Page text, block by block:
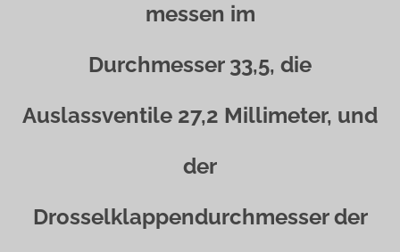
messen im
Durchmesser 33,5, die
Auslassventile 27,2 Millimeter, und
der
Drosselklappendurchmesser der